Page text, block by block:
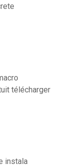
télécharger
instala